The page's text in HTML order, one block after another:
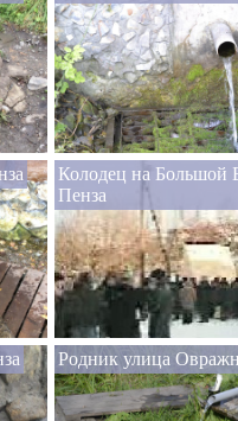
Колодец на Большой
Пенза
Родник улица